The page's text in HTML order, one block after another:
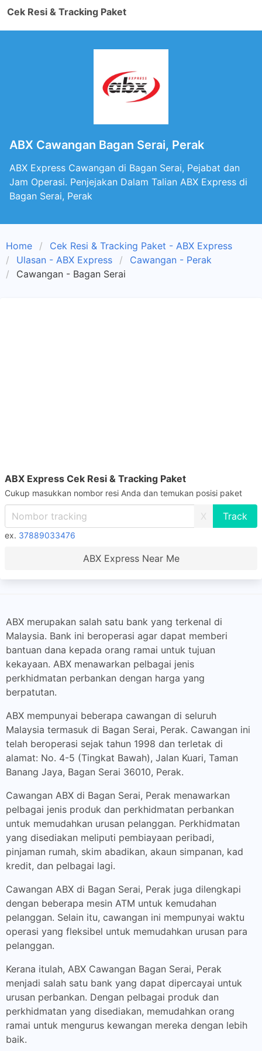
Cek Resi & Tracking Paket
ABX Cawangan Bagan Serai, Perak
ABX Express Cawangan di Bagan Serai, Pejabat dan
Jam Operasi. Penjejakan Dalam Talian ABX Express di
Bagan Serai, Perak
Home
Cek Resi & Tracking Paket - ABX Express
Ulasan - ABX Express
Cawangan - Perak
Cawangan - Bagan Serai
ABX Express Cek Resi & Tracking Paket
Cukup masukkan nombor resi Anda dan temukan posisi paket
X
ex. 37889033476
ABX Express Near Me
ABX merupakan salah satu bank yang terkenal di
Malaysia. Bank ini beroperasi agar dapat memberi
bantuan dana kepada orang ramai untuk tujuan
kekayaan. ABX menawarkan pelbagai jenis
perkhidmatan perbankan dengan harga yang
berpatutan.
ABX mempunyai beberapa cawangan di seluruh
Malaysia termasuk di Bagan Serai, Perak. Cawangan ini
telah beroperasi sejak tahun 1998 dan terletak di
alamat: No. 4-5 (Tingkat Bawah), Jalan Kuari, Taman
Banang Jaya, Bagan Serai 36010, Perak.
Cawangan ABX di Bagan Serai, Perak menawarkan
pelbagai jenis produk dan perkhidmatan perbankan
untuk memudahkan urusan pelanggan. Perkhidmatan
yang disediakan meliputi pembiayaan peribadi,
pinjaman rumah, skim abadikan, akaun simpanan, kad
kredit, dan pelbagai lagi.
Cawangan ABX di Bagan Serai, Perak juga dilengkapi
dengan beberapa mesin ATM untuk kemudahan
pelanggan. Selain itu, cawangan ini mempunyai waktu
operasi yang fleksibel untuk memudahkan urusan para
pelanggan.
Kerana itulah, ABX Cawangan Bagan Serai, Perak
menjadi salah satu bank yang dapat dipercayai untuk
urusan perbankan. Dengan pelbagai produk dan
perkhidmatan yang disediakan, memudahkan orang
ramai untuk mengurus kewangan mereka dengan lebih
baik.